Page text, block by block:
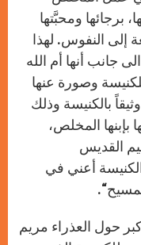
برجائها ومحبَّتها
إلى النفوس. لهذا
جانب أنها أم الله
وصورة عنها
بالكنيسة وذلك
بإبنها المخلص،
القديس
أعني في
“
.
حول العذراء مريم